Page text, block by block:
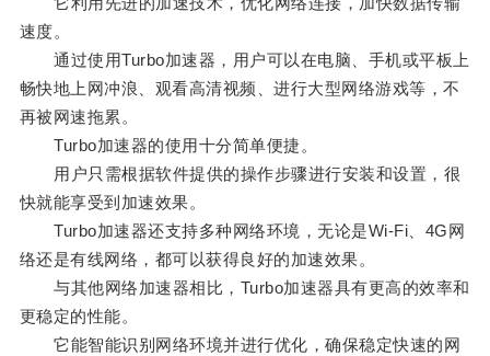
速度。
通过使用Turbo加速器，用户可以在电脑、手机或平板上
畅快地上网冲浪、观看高清视频、进行大型网络游戏等，不
再被网速拖累。
Turbo加速器的使用十分简单便捷。
用户只需根据软件提供的操作步骤进行安装和设置，很
快就能享受到加速效果。
Turbo加速器还支持多种网络环境，无论是Wi-Fi、4G网
络还是有线网络，都可以获得良好的加速效果。
与其他网络加速器相比，Turbo加速器具有更高的效率和
更稳定的性能。
它能智能识别网络环境并进行优化，确保稳定快速的网